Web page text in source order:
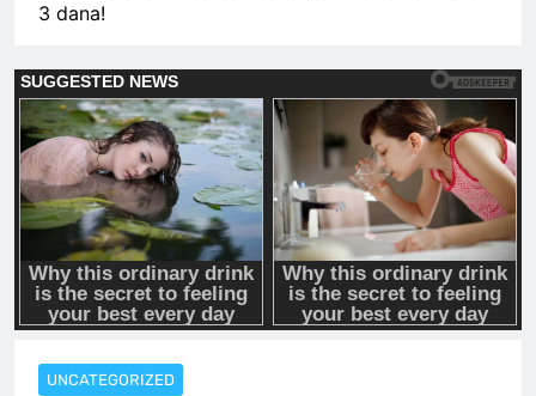
3 dana!
UNCATEGORIZED